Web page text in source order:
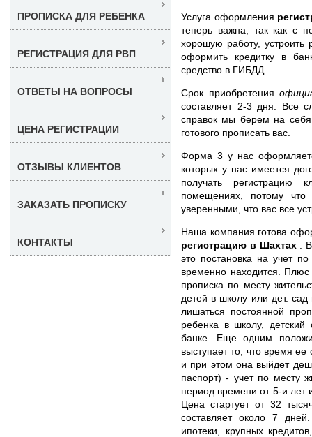
Услуга оформления
теперь важна, так как с
хорошую работу,
оформить кредитку в
средство в ГИБДД.
Срок приобретения
составляет 2-3 дня. Все
справок мы берем на
готового прописать вас.
Форма 3 у нас
которых у нас имеется
получать регистрацию
помещениях, потому
уверенными, что вас все
Наша компания готова
регистрацию в Шахтах
.
это постановка на учет
временно находится.
прописка по месту
детей в школу или дет.
лишаться постоянной
ребенка в школу,
банке. Еще одним
выступает то, что время
и при этом она выйдет
паспорт) - учет по месту
период времени от 5-и лет
Цена стартует от 32
составляет около 7
ипотеки, крупных
ПРОПИСКА ДЛЯ РЕБЕНКА
РЕГИСТРАЦИЯ ДЛЯ РВП
ОТВЕТЫ НА ВОПРОСЫ
ЦЕНА РЕГИСТРАЦИИ
ОТЗЫВЫ КЛИЕНТОВ
ЗАКАЗАТЬ ПРОПИСКУ
КОНТАКТЫ